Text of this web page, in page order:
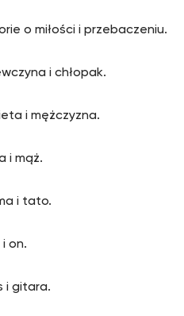
o miłości i przebaczeniu.
i chłopak.
i mężczyzna.
i mąż.
i tato.
on.
i gitara.